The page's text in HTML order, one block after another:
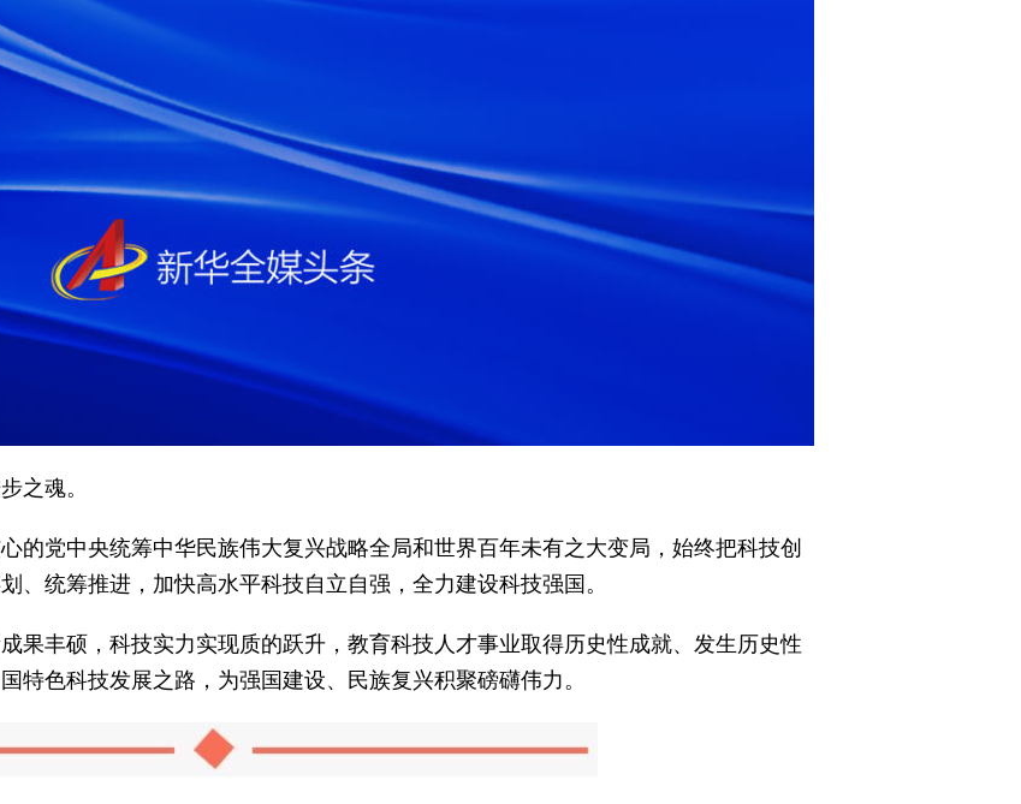
之魂。
的党中央统筹中华民族伟大复兴战略全局和世界百年未有之大变局，始终把科技创
、统筹推进，加快高水平科技自立自强，全力建设科技强国。
果丰硕，科技实力实现质的跃升，教育科技人才事业取得历史性成就、发生历史性
特色科技发展之路，为强国建设、民族复兴积聚磅礴伟力。